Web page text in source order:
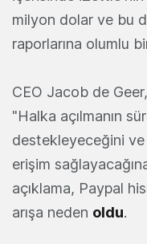
milyon dolar ve bu
raporlarına olumlu
CEO Jacob de
"Halka açılmanın
destekleyeceğini ve
erişim
açıklama, Paypal
arışa neden oldu.